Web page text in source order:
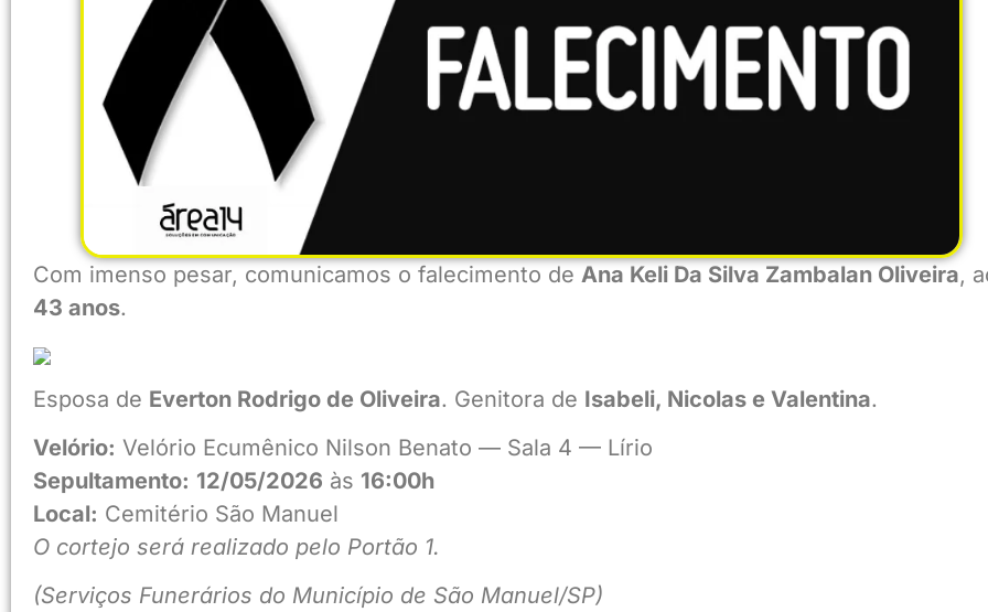
Com imenso pesar, comunicamos o falecimento de Ana Keli Da Silva Zambalan Oliveira,
43 anos.
Esposa de Everton Rodrigo de Oliveira. Genitora de Isabeli, Nicolas e Valentina.
Velório: Velório Ecumênico Nilson Benato — Sala 4 — Lírio
Sepultamento: 12/05/2026 às 16:00h
Local: Cemitério São Manuel
O cortejo será realizado pelo Portão 1.
(Serviços Funerários do Município de São Manuel/SP)